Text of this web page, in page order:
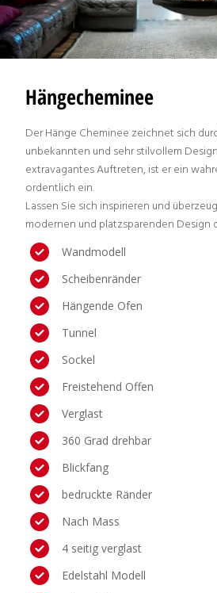
Hängecheminee
Der Hänge Cheminee zeichnet sich
unbekannten und sehr stilvollem
extravagantes Auftreten, ist er ein
ordentlich ein.
Lassen Sie sich inspirieren und
modernen und platzsparenden Design
Wandmodell
Scheibenränder
Hängende Ofen
Tunnel
Sockel
Freistehend Offen
Verglast
360 Grad drehbar
Blickfang
bedruckte Ränder
Nach Mass
4 seitig verglast
Edelstahl Modell